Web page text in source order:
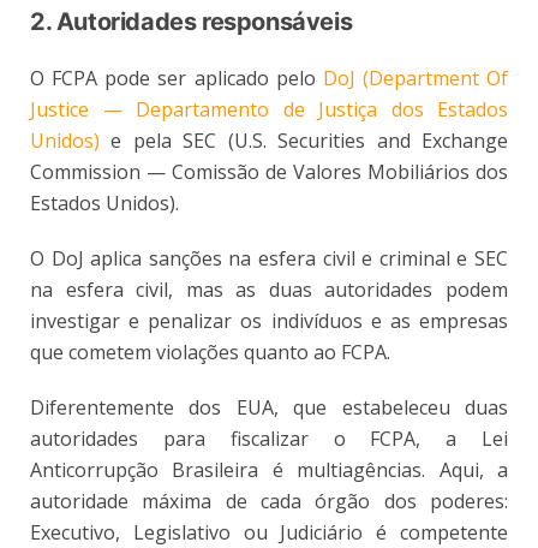
2. Autoridades responsáveis
O FCPA pode ser aplicado pelo DoJ (Department Of
Justice — Departamento de Justiça dos Estados
Unidos) e pela SEC (U.S. Securities and Exchange
Commission — Comissão de Valores Mobiliários dos
Estados Unidos).
O DoJ aplica sanções na esfera civil e criminal e SEC
na esfera civil, mas as duas autoridades podem
investigar e penalizar os indivíduos e as empresas
que cometem violações quanto ao FCPA.
Diferentemente dos EUA, que estabeleceu duas
autoridades para fiscalizar o FCPA, a Lei
Anticorrupção Brasileira é multiagências. Aqui, a
autoridade máxima de cada órgão dos poderes:
Executivo, Legislativo ou Judiciário é competente